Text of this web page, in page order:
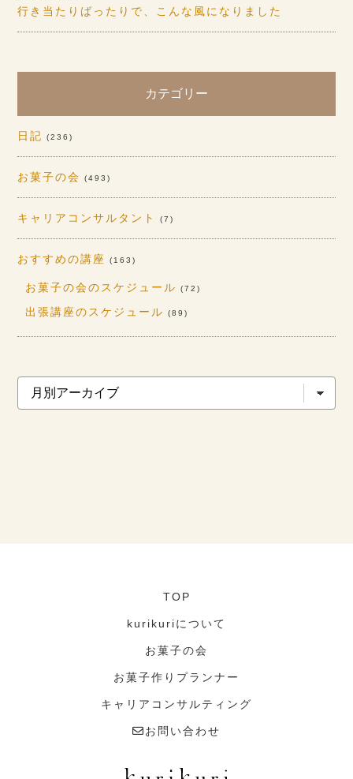
行き当たりばったりで、こんな風になりました
カテゴリー
日記 (236)
お菓子の会 (493)
キャリアコンサルタント (7)
おすすめの講座 (163)
お菓子の会のスケジュール (72)
出張講座のスケジュール (89)
TOP
kurikuriについて
お菓子の会
お菓子作りプランナー
キャリアコンサルティング
お問い合わせ